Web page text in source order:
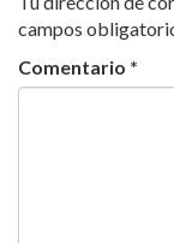
campos
Comentario *